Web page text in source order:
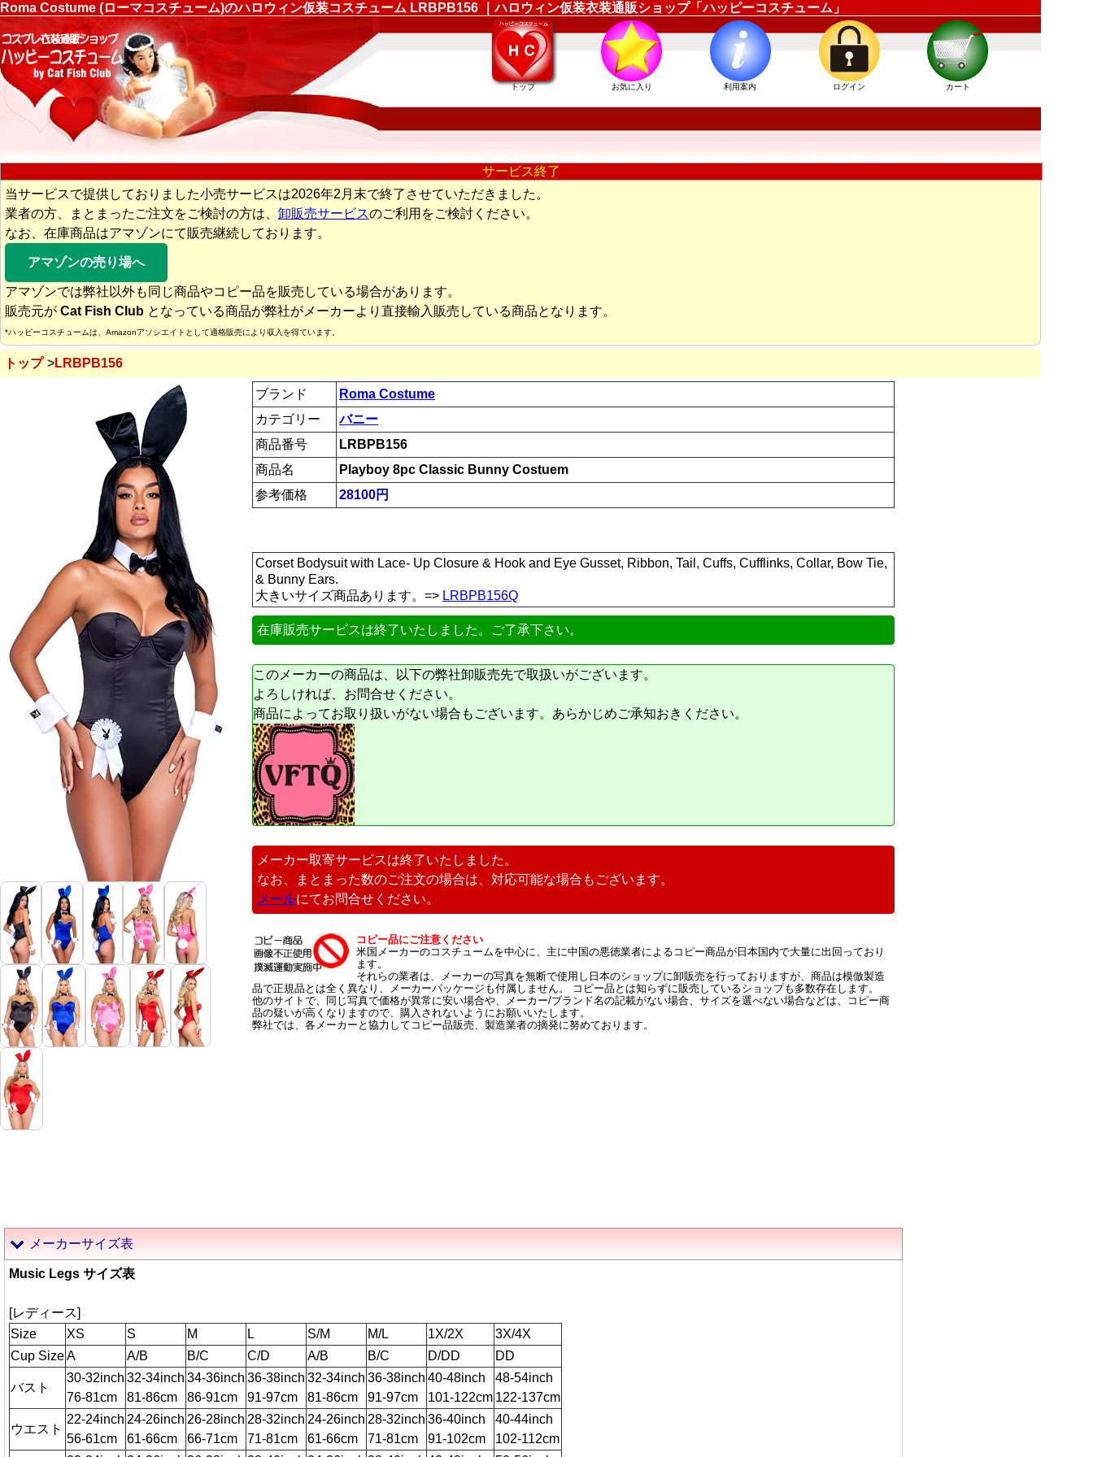
Roma Costume (ローマコスチューム)のハロウィン仮装コスチューム LRBPB156 ｜ハロウィン仮装衣装通販ショップ「ハッピーコスチューム」
トップ お気に入り 利用案内 ログイン カート
サービス終了
当サービスで提供しておりました小売サービスは2026年2月末で終了させていただきました。
業者の方、まとまったご注文をご検討の方は、 卸販売サービスのご利用をご検討ください。
なお、在庫商品はアマゾンにて販売継続しております。
アマゾンの売り場へ
アマゾンでは弊社以外も同じ商品やコピー品を販売している場合があります。
販売元が Cat Fish Club となっている商品が弊社がメーカーより直接輸入販売している商品となります。
*ハッピーコスチュームは、Amazonアソシエイトとして適格販売により収入を得ています。
トップ LRBPB156
ブランド
Roma Costume
カテゴリー
バニー
商品番号
LRBPB156
商品名
Playboy 8pc Classic Bunny Costuem
参考価格
28100円
Corset Bodysuit with Lace- Up Closure & Hook and Eye Gusset, Ribbon, Tail, Cuffs, Cufflinks, Collar, Bow Tie,
& Bunny Ears.
大きいサイズ商品あります。=> LRBPB156Q
在庫販売サービスは終了いたしました。ご了承下さい。
このメーカーの商品は、以下の弊社卸販売先で取扱いがございます。
よろしければ、お問合せください。
商品によってお取り扱いがない場合もございます。あらかじめご承知おきください。
メーカー取寄サービスは終了いたしました。
なお、まとまった数のご注文の場合は、対応可能な場合もございます。
メールにてお問合せください。
コピー品にご注意ください
米国メーカーのコスチュームを中心に、主に中国の悪徳業者によるコピー商品が日本国内で大量に出回っており
ます。
それらの業者は、メーカーの写真を無断で使用し日本のショップに卸販売を行っておりますが、商品は模倣製造
品で正規品とは全く異なり、メーカーパッケージも付属しません。 コピー品とは知らずに販売しているショップも多数存在します。
他のサイトで、同じ写真で価格が異常に安い場合や、メーカー/ブランド名の記載がない場合、サイズを選べない場合などは、コピー商
品の疑いが高くなりますので、購入されないようにお願いいたします。
弊社では、各メーカーと協力してコピー品販売、製造業者の摘発に努めております。
メーカーサイズ表
Music Legs サイズ表
[レディース]
Size
XS S M L S/M M/L 1X/2X
3X/4X
Cup SizeA A/B B/C C/D A/B B/C D/DD DD
バスト
30-32inch
76-81cm
32-34inch
81-86cm
34-36inch
86-91cm
36-38inch
91-97cm
32-34inch
81-86cm
36-38inch
91-97cm
40-48inch
101-122cm
48-54inch
122-137cm
ウエスト
22-24inch
56-61cm
24-26inch
61-66cm
26-28inch
66-71cm
28-32inch
71-81cm
24-26inch
61-66cm
28-32inch
71-81cm
36-40inch
91-102cm
40-44inch
102-112cm